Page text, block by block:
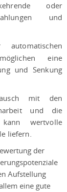
oder
und
eine
und Senkung
mit den
und die
wertvolle
liefern.
der
Aufstellung
eine gute